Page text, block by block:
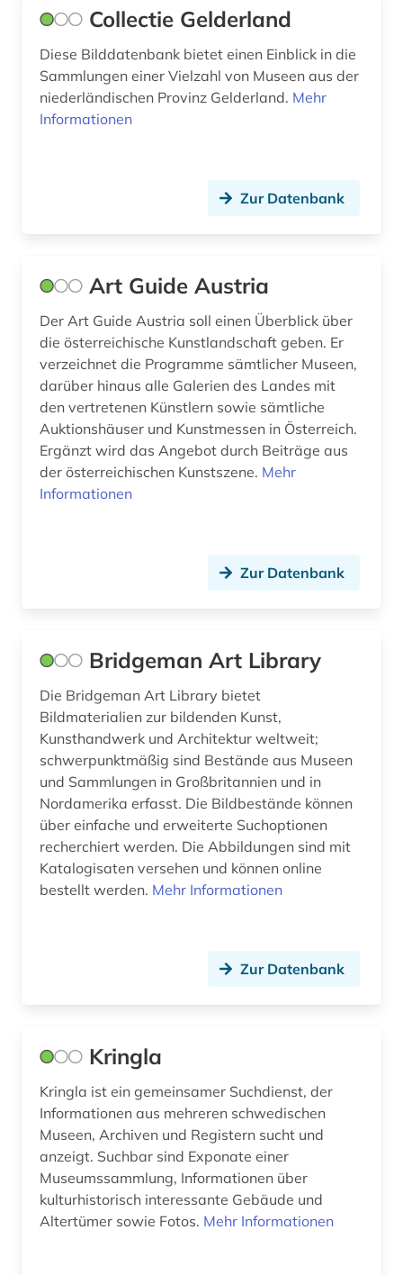
Collectie Gelderland
Diese Bilddatenbank bietet einen Einblick in die
Sammlungen einer Vielzahl von Museen aus der
niederländischen Provinz Gelderland. Mehr
Informationen
Zur Datenbank
Art Guide Austria
Der Art Guide Austria soll einen Überblick über
die österreichische Kunstlandschaft geben. Er
verzeichnet die Programme sämtlicher Museen,
darüber hinaus alle Galerien des Landes mit
den vertretenen Künstlern sowie sämtliche
Auktionshäuser und Kunstmessen in Österreich.
Ergänzt wird das Angebot durch Beiträge aus
der österreichischen Kunstszene. Mehr
Informationen
Zur Datenbank
Bridgeman Art Library
Die Bridgeman Art Library bietet
Bildmaterialien zur bildenden Kunst,
Kunsthandwerk und Architektur weltweit;
schwerpunktmäßig sind Bestände aus Museen
und Sammlungen in Großbritannien und in
Nordamerika erfasst. Die Bildbestände können
über einfache und erweiterte Suchoptionen
recherchiert werden. Die Abbildungen sind mit
Katalogisaten versehen und können online
bestellt werden. Mehr Informationen
Zur Datenbank
Kringla
Kringla ist ein gemeinsamer Suchdienst, der
Informationen aus mehreren schwedischen
Museen, Archiven und Registern sucht und
anzeigt. Suchbar sind Exponate einer
Museumssammlung, Informationen über
kulturhistorisch interessante Gebäude und
Altertümer sowie Fotos. Mehr Informationen